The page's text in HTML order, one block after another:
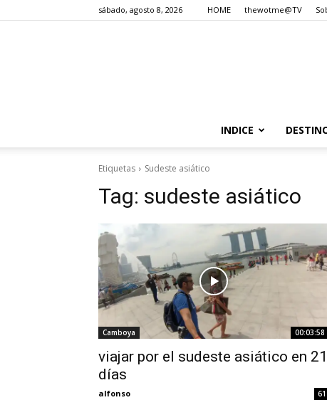
sábado, agosto 8, 2026 HOME thewotme@TV
INDICE
Etiquetas Sudeste asiático
Tag: sudeste asiático
Camboya 00:03:58
viajar por el sudeste asiático en 21
días
alfonso 61